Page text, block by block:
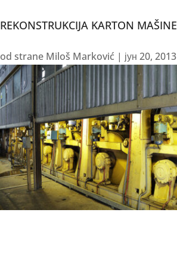
REKONSTRUKCIJA KARTON MAŠINE
od strane Miloš Marković | јун 20, 2013